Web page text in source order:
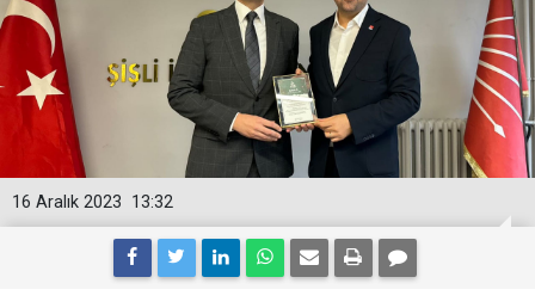
13:32
16 Aralık 2023